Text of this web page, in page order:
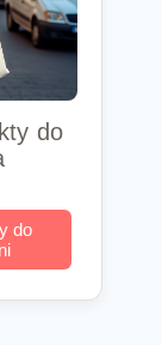
do
do